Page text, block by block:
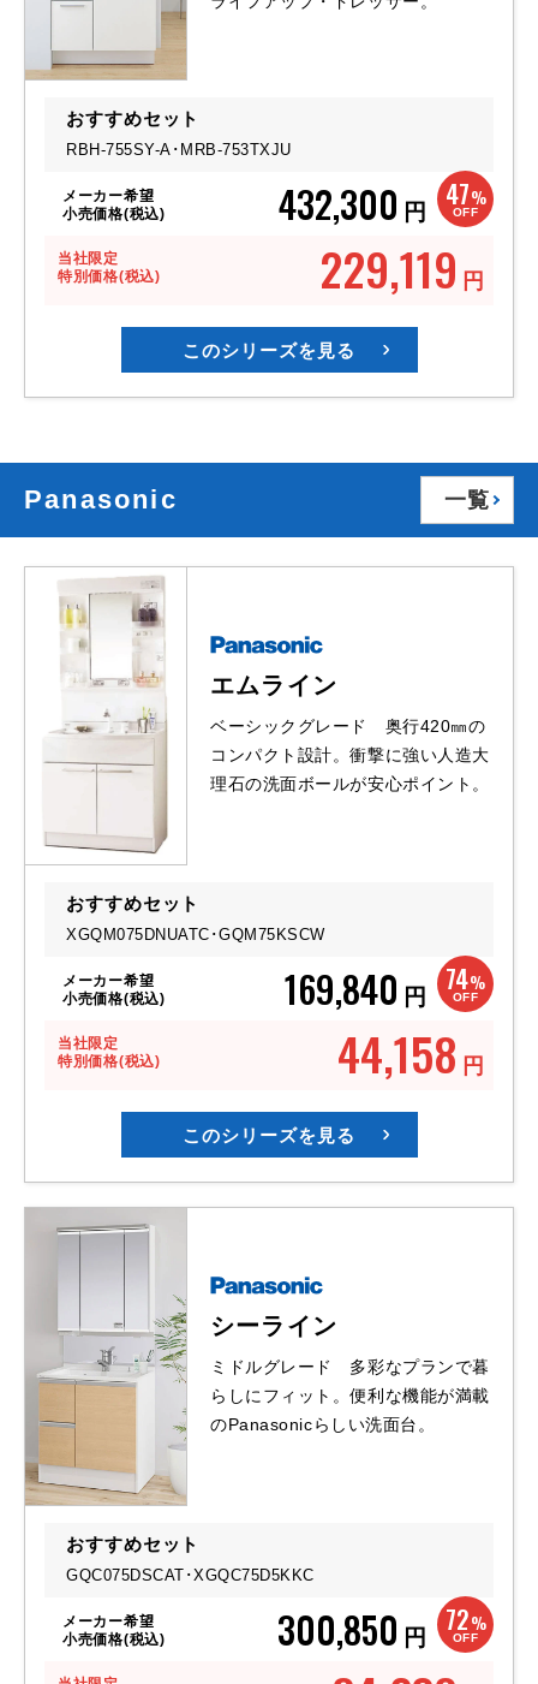
おすすめセット
RBH-755SY-A･ MRB-753TXJU
メーカー希望
小売価格(税込)
432,300 円
47%
OFF
当社限定
特別価格(税込)
229,119 円
このシリーズを見る
Panasonic 一覧
エムライン
ベーシックグレード 奥行420㎜の
コンパクト設計。衝撃に強い人造大
理石の洗面ボールが安心ポイント。
おすすめセット
XGQM075DNUATC･GQM75KSCW
メーカー希望
小売価格(税込)
169,840 円
74%
OFF
当社限定
特別価格(税込)
44,158 円
このシリーズを見る
シーライン
ミドルグレード 多彩なプランで暮
らしにフィット。便利な機能が満載
のPanasonicらしい洗面台。
おすすめセット
GQC075DSCAT･XGQC75D5KKC
メーカー希望
小売価格(税込)
300,850 円
72%
OFF